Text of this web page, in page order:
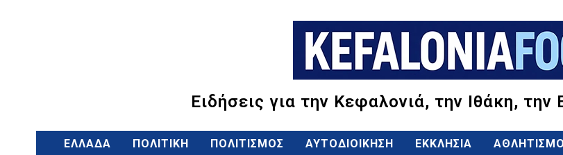
Ειδήσεις για την Κεφαλονιά, την Ιθάκη,
ΕΛΛΑΔΑ ΠΟΛΙΤΙΚΗ ΠΟΛΙΤΙΣΜΟΣ ΑΥΤΟΔΙΟΙΚΗΣΗ ΕΚΚΛΗΣΙΑ